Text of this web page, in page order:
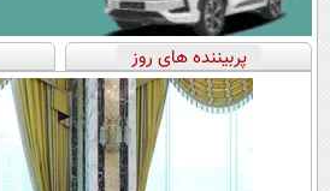
پربیننده های روز